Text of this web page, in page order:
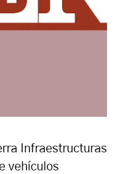
Infraestructuras
vehículos